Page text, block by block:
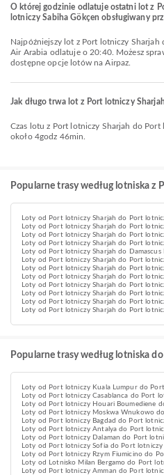
O której godzinie odlatuje ostatni lot z
lotniczy Sabiha Gökçen obsługiwany
Najpóźniejszy lot z Port lotniczy Sharjah do Port lotniczy Sabiha Gökçen linią
Air Arabia odlatuje o 20:40. Możesz
dostępne opcje lotów na Airpaz.
Jak długo trwa lot z Port lotniczy
Czas lotu z Port lotniczy Sharjah do Port lotniczy Sabiha Gökçen wynosi
około 4godz 46min.
Popularne trasy według lotniska z
Loty od Port lotniczy Sharjah do Port
Loty od Port lotniczy Sharjah do Port
Loty od Port lotniczy Sharjah do Port
Loty od Port lotniczy Sharjah do Port
Loty od Port lotniczy Sharjah do
Loty od Port lotniczy Sharjah do Port
Loty od Port lotniczy Sharjah do Port
Loty od Port lotniczy Sharjah do Port
Loty od Port lotniczy Sharjah do Port
Loty od Port lotniczy Sharjah do Port
Loty od Port lotniczy Sharjah do Port
Loty od Port lotniczy Sharjah do Port
Popularne trasy według lotniska
Loty od Port lotniczy Kuala Lumpur do
Loty od Port lotniczy Casablanca do Port
Loty od Port lotniczy Houari Boumediene
Loty od Port lotniczy Moskwa Wnukowo
Loty od Port lotniczy Bagdad do Port
Loty od Port lotniczy Antalya do Port
Loty od Port lotniczy Dalaman do Port
Loty od Port lotniczy Sofia do Port lotniczy
Loty od Port lotniczy Rzym Fiumicino do
Loty od Lotnisko Milan Bergamo do Port
Loty od Port lotniczy Amman do Port